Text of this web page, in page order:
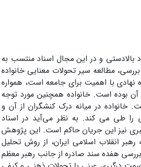
و در این مجال اسناد منتسب به
مطالعه سیر تحولات معنایی خانواده
نهادی با اهمیت برای جامعه است، همواره
بوده است. خانواده همچنین مورد توجه
در میانه درک کنشگران از آن و
را طی می کند. به نظر می‌آید در اسناد
نیز این جریان حاکم است. این پژوهش
انقلاب اسلامی ایران، از روش تحلیل
هفده سند صادره از جانب رهبر معظم